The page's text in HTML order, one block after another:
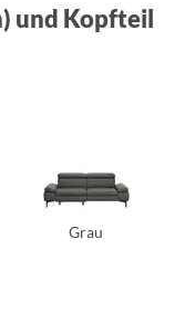
und Kopfteil
Grau